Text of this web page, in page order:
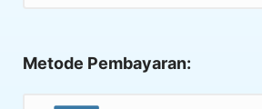
Metode Pembayaran: